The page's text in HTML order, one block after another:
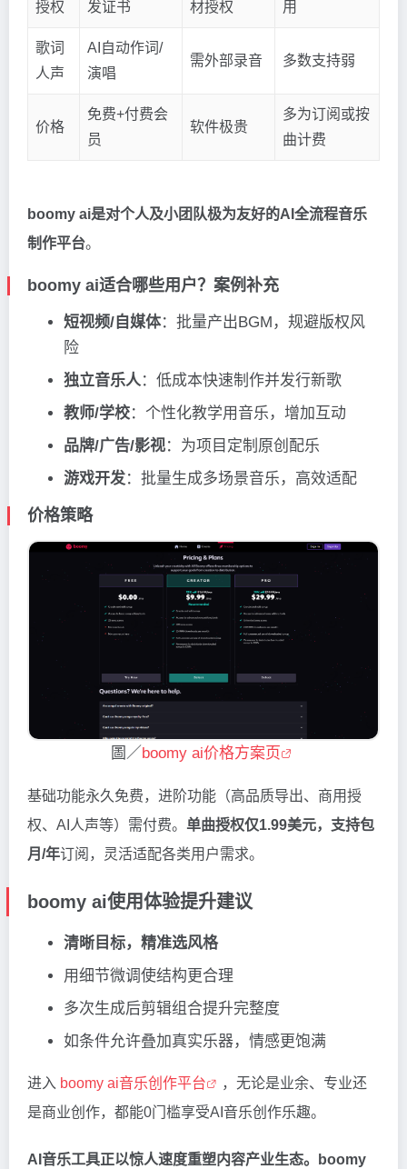
授权 发证书 材授权 用
歌词
人声
AI自动作词/
演唱
需外部录音 多数支持弱
价格
免费+付费会
员
软件极贵
多为订阅或按
曲计费
boomy ai是对个人及小团队极为友好的AI全流程音乐
制作平台。
boomy ai适合哪些用户？案例补充
短视频/自媒体：批量产出BGM，规避版权风
险
独立音乐人 ：低成本快速制作并发行新歌
教师/学校：个性化教学用音乐，增加互动
品牌/广告/影视：为项目定制原创配乐
游戏开发：批量生成多场景音乐，高效适配
价格策略
圖／ boomy ai价格方案页
基础功能永久免费，进阶功能（高品质导出、商用授
权、AI人声等）需付费。 单曲授权仅1.99美元，支持包
月/年订阅，灵活适配各类用户需求。
boomy ai使用体验提升建议
清晰目标，精准选风格
用细节微调使结构更合理
多次生成后剪辑组合提升完整度
如条件允许叠加真实乐器，情感更饱满
进入 boomy ai音乐创作平台
，无论是业余、专业还
是商业创作，都能0门槛享受AI音乐创作乐趣。
AI音乐工具正以惊人速度重塑内容产业生态。boomy